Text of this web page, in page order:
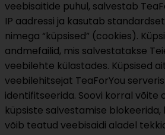
veebisaitide puhul, salvestab
IP aadressi ja kasutab
nimega “küpsised” (cookies).
andmefailid, mis salvestatakse
veebilehte külastades. Küpsised
veebilehitsejat TeaForYou
identifitseerida. Soovi korral võite
küpsiste salvestamise blokeerida,
võib teatud veebisaidi aladel